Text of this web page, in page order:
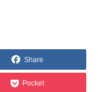
Share
Pocket